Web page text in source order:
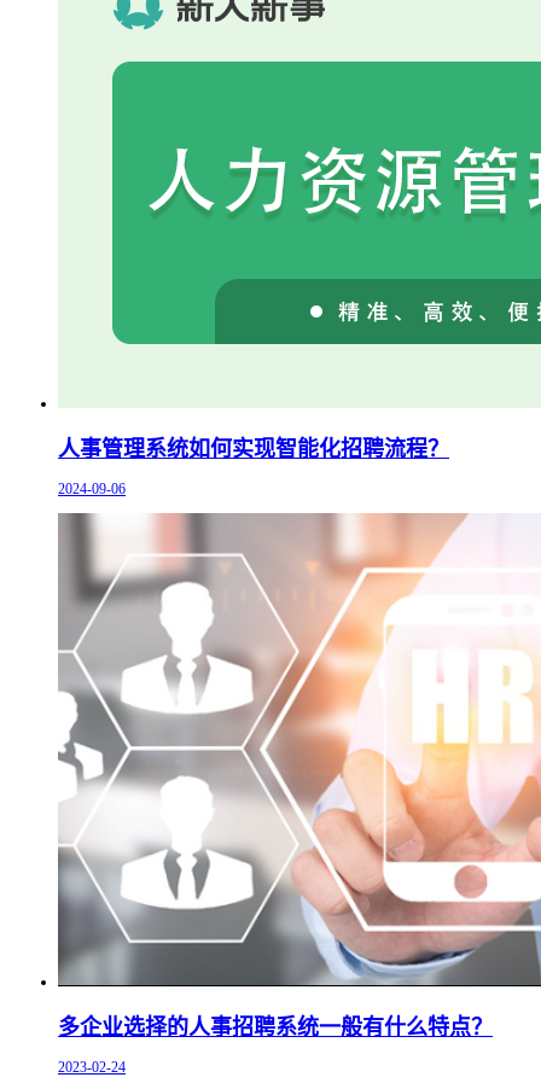
人事管理系统如何实现智能化招聘流程？
2024-09-06
多企业选择的人事招聘系统一般有什么特点？
2023-02-24